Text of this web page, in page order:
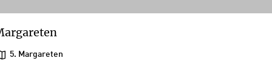
5. Margareten